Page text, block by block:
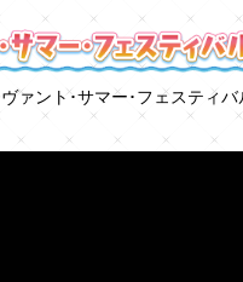
ァント･サマー･フェスティ